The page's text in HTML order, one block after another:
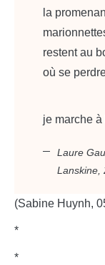
la
restent au
où se
je marche
Laure
Lanskine,
(Sabine Huynh,
*
*